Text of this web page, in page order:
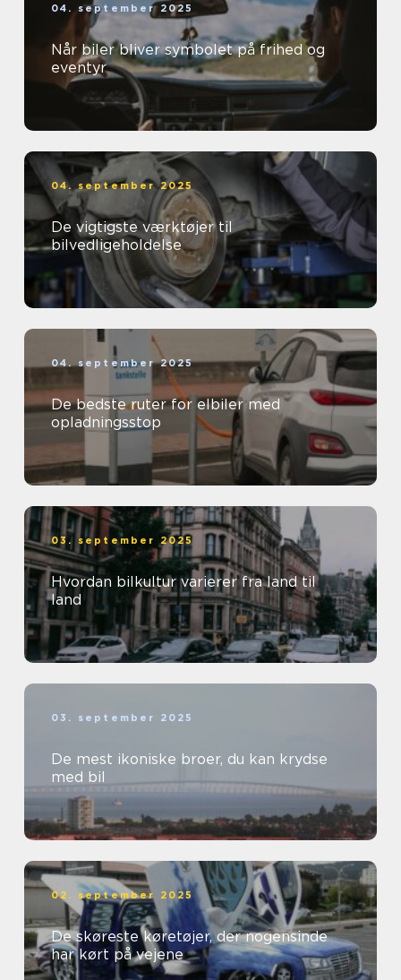
04. september 2025
Når biler bliver symbolet på frihed og
eventyr
04. september 2025
De vigtigste værktøjer til
bilvedligeholdelse
04. september 2025
De bedste ruter for elbiler med
opladningsstop
03. september 2025
Hvordan bilkultur varierer fra land til
land
03. september 2025
De mest ikoniske broer, du kan krydse
med bil
02. september 2025
De skøreste køretøjer, der nogensinde
har kørt på vejene